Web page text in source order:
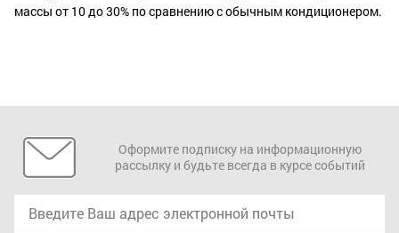
массы от 10 до 30% по сравнению с обычным кондиционером.
Оформите подписку на информационную
рассылку и будьте всегда в курсе событий